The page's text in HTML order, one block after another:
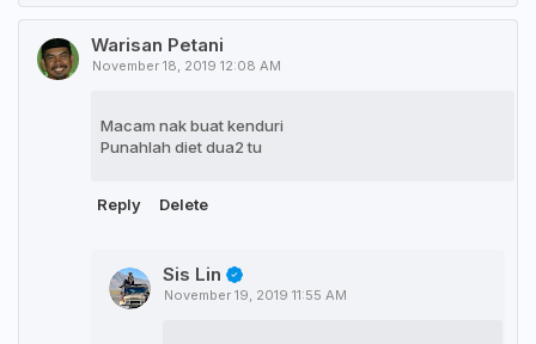
Warisan Petani
November 18, 2019 12:08 AM
Macam nak buat kenduri
Punahlah diet dua2 tu
Reply Delete
Sis Lin
November 19, 2019 11:55 AM